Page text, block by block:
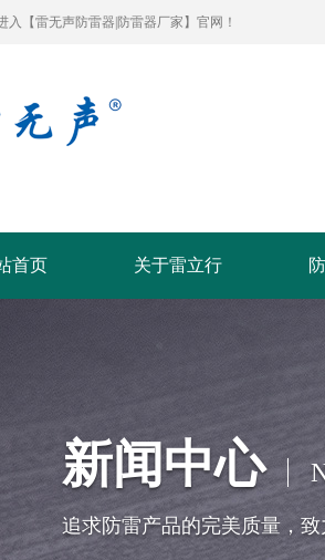
入【雷无声防雷器|防雷器厂家】官网！
首页 关于雷立行
新闻中心
追求防雷产品的完美质量，